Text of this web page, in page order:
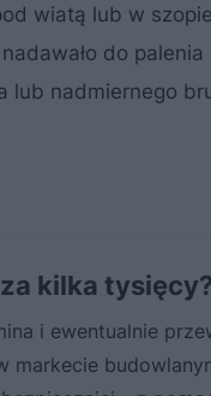
wiatą lub w
do
lub nadmiernego
kilka tysięcy?
i ewentualnie